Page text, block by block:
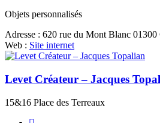
Objets personnalisés
Adresse : 620 rue du Mont Blanc
Web : Site internet
Levet Créateur – Jacques
15&16 Place des Terreaux